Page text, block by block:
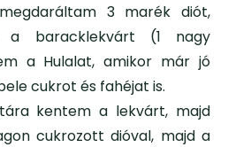
3 marék diót,
a baracklekvárt (1 nagy
a Hulalat, amikor már jó
cukrot és fahéjat is.
kentem a lekvárt, majd
cukrozott dióval, majd a